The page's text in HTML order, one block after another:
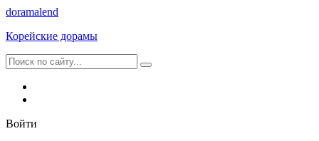
doramalend
Корейские дорамы
Войти